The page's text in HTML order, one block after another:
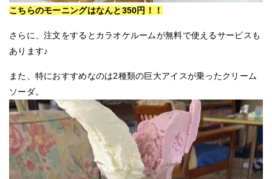
こちらのモーニングはなんと350円！！
さらに、注文をするとカラオケルームが無料で使えるサービスも
あります♪
また、特におすすめなのは2種類の巨大アイスが乗ったクリーム
ソーダ。